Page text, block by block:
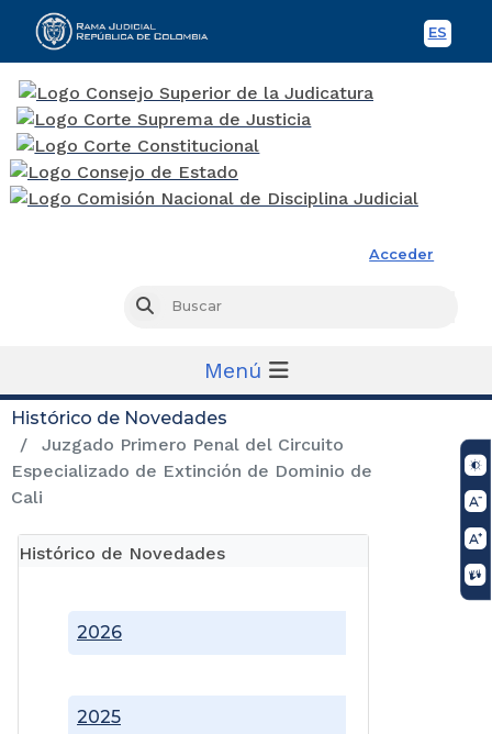
ES
Acceder
Buscar
Menú
Histórico de Novedades
Juzgado Primero Penal del Circuito
Especializado de Extinción de Dominio de
Cali
Histórico de Novedades
2025
2026